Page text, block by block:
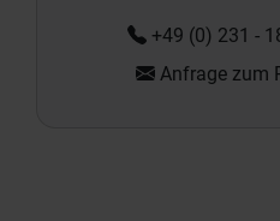
+49 (0) 231 -
Anfrage zum